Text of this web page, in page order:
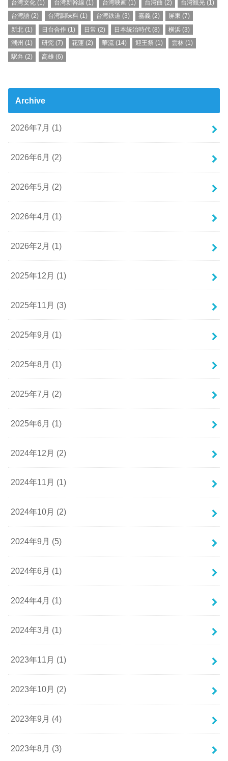
台湾文化 (1) 台湾新幹線 (1) 台湾映画(1) 台湾曲 (2) 台湾観光 (1)
台湾語 (2) 台湾調味料 (1) 台湾鉄道 (3) 嘉義 (2) 屏東 (7)
新北 (1) 日台合作 (1) 日常 (2) 日本統治時代 (8) 横浜 (3)
潮州 (1) 研究(7) 花蓮(2) 華流 (14) 迎王祭 (1) 雲林 (1)
駅弁 (2) 高雄(6)
Archive
2026年7月 (1)
2026年6月 (2)
2026年5月 (2)
2026年4月 (1)
2026年2月 (1)
2025年12月 (1)
2025年11月 (3)
2025年9月 (1)
2025年8月 (1)
2025年7月 (2)
2025年6月 (1)
2024年12月 (2)
2024年11月 (1)
2024年10月 (2)
2024年9月 (5)
2024年6月 (1)
2024年4月 (1)
2024年3月 (1)
2023年11月 (1)
2023年10月 (2)
2023年9月 (4)
2023年8月 (3)